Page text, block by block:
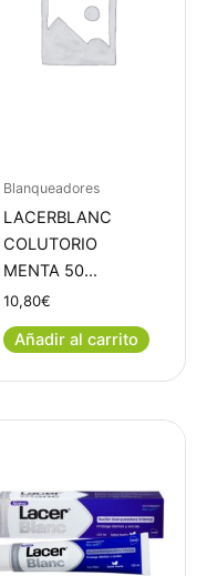
Blanqueadores
LACERBLANC
COLUTORIO
MENTA 50…
10,80€
Añadir al carrito